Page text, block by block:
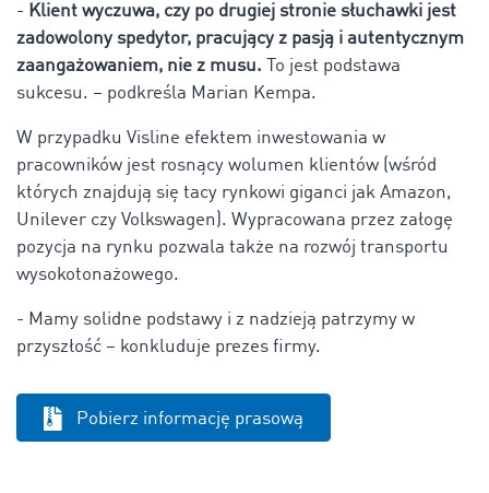
- Klient wyczuwa, czy po drugiej stronie słuchawki jest
zadowolony spedytor, pracujący z pasją i autentycznym
zaangażowaniem, nie z musu. To jest podstawa
sukcesu. – podkreśla Marian Kempa.
W przypadku Visline efektem inwestowania w
pracowników jest rosnący wolumen klientów (wśród
których znajdują się tacy rynkowi giganci jak Amazon,
Unilever czy Volkswagen). Wypracowana przez załogę
pozycja na rynku pozwala także na rozwój transportu
wysokotonażowego.
- Mamy solidne podstawy i z nadzieją patrzymy w
przyszłość – konkluduje prezes firmy.
Pobierz informację prasową